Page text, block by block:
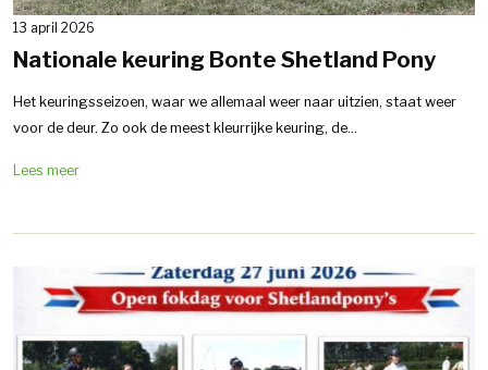
13 april 2026
Nationale keuring Bonte Shetland Pony
Het keuringsseizoen, waar we allemaal weer naar uitzien, staat weer
voor de deur. Zo ook de meest kleurrijke keuring, de...
Lees meer